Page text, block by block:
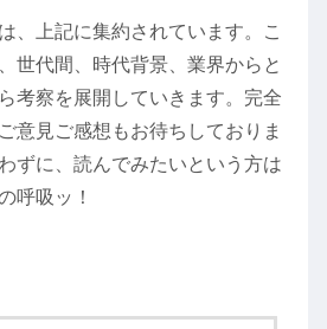
、上記に集約されています。こ
世代間、時代背景、業界からと
考察を展開していきます。完全
意見ご感想もお待ちしておりま
ずに、読んでみたいという方は
呼吸ッ！